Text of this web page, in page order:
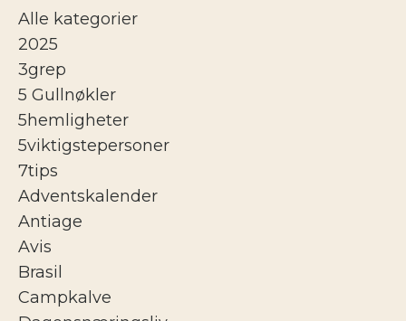
Alle kategorier
2025
3grep
5 Gullnøkler
5hemligheter
5viktigstepersoner
7tips
Adventskalender
Antiage
Avis
Brasil
Campkalve